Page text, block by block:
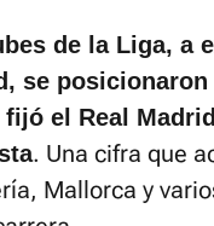
de la Liga, a
se
el Real
. Una cifra que
Mallorca y